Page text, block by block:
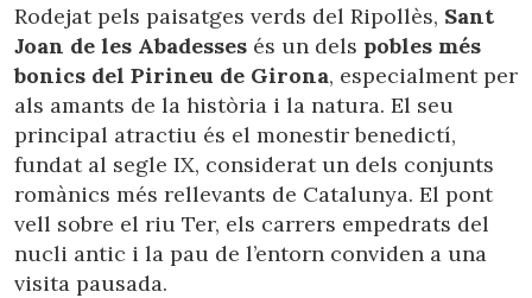
Rodejat pels paisatges verds del Ripollès, Sant
Joan de les Abadesses és un dels pobles més
bonics del Pirineu de Girona, especialment per
als amants de la història i la natura. El seu
principal atractiu és el monestir benedictí,
fundat al segle IX, considerat un dels conjunts
romànics més rellevants de Catalunya. El pont
vell sobre el riu Ter, els carrers empedrats del
nucli antic i la pau de l’entorn conviden a una
visita pausada.